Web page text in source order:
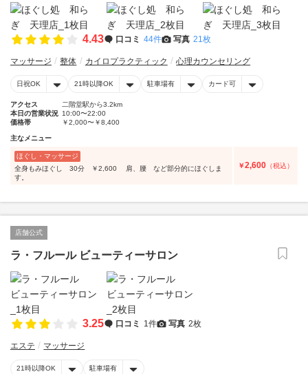
4.43 口コミ 44件 写真 21枚
マッサージ 整体 カイロプラクティック 心理カウンセリング
日祝OK 21時以降OK 駐車場有 カード可
アクセス
二階堂駅から3.2km
本日の営業状況 10:00〜22:00
価格帯
￥2,000〜￥8,400
主なメニュー
ほぐし・マッサージ
全身もみほぐし 30分 ￥2,600 肩、腰 など部分的にほぐしま
す。
￥2,600 （税込）
店舗公式
ラ・フルール ビューティーサロン
3.25 口コミ 1件 写真 2枚
エステ マッサージ
21時以降OK 駐車場有